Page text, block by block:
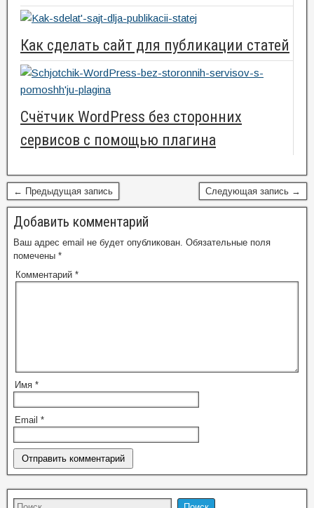
Как сделать сайт для публикации статей
Счётчик WordPress без сторонних
сервисов с помощью плагина
← Предыдущая запись Следующая запись →
Добавить комментарий
Ваш адрес email не будет опубликован. Обязательные поля
помечены *
Комментарий *
Имя *
Email *